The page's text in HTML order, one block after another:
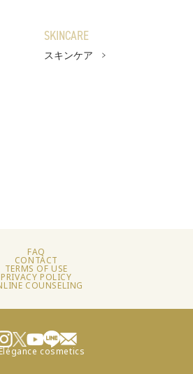
ップベース
ション
SKINCARE
スキンケア
FAQ
CONTACT
TERMS OF USE
PRIVACY POLICY
COUNSELING
cosmetics